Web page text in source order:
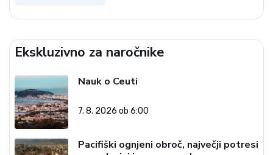
Ekskluzivno za naročnike
Nauk o Ceuti
7. 8. 2026 ob 6:00
Pacifiški ognjeni obroč, največji potresi